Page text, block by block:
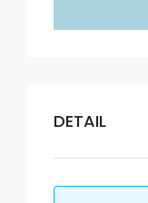
DETAIL